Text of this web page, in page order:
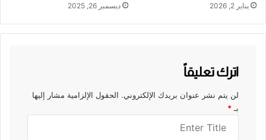
يناير 2, 2026 ديسمبر 26, 2025
اترك تعليقاً
لن يتم نشر عنوان بريدك الإلكتروني. الحقول الإلزامية مشار إليها
بـ *